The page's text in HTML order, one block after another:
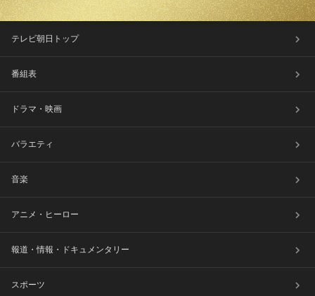
テレビ朝日トップ
番組表
ドラマ・映画
バラエティ
音楽
アニメ・ヒーロー
報道・情報・ドキュメンタリー
スポーツ